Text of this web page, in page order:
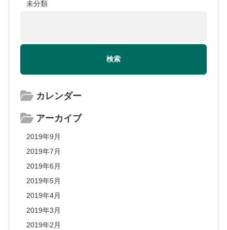
未分類
カレンダー
アーカイブ
2019年9月
2019年7月
2019年6月
2019年5月
2019年4月
2019年3月
2019年2月